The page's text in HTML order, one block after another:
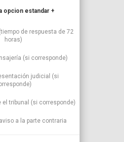
opcion estandar +
de respuesta de 72
horas)
(si corresponde)
judicial (si
el tribunal (si corresponde)
a la parte contraria